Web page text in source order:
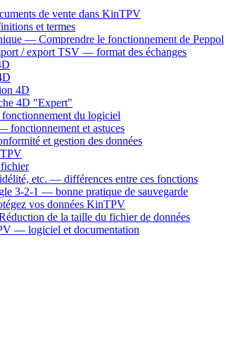
de vente dans KinTPV
et termes
— Comprendre le fonctionnement de Peppol
/ export TSV — format des échanges
4D
4D "Expert"
du logiciel
fonctionnement et astuces
et gestion des données
etc. — différences entre ces fonctions
3-2-1 — bonne pratique de sauvegarde
vos données KinTPV
de la taille du fichier de données
— logiciel et documentation